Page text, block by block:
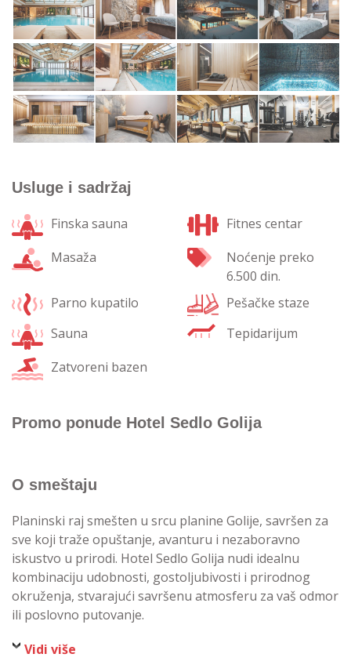
Usluge i sadržaj
Finska sauna
Fitnes centar
Masaža
Noćenje preko
6.500 din.
Parno kupatilo
Pešačke staze
Sauna
Tepidarijum
Zatvoreni bazen
O smeštaju
Planinski raj smešten u srcu planine Golije, savršen za
sve koji traže opuštanje, avanturu i nezaboravno
iskustvo u prirodi. Hotel Sedlo Golija nudi idealnu
kombinaciju udobnosti, gostoljubivosti i prirodnog
okruženja, stvarajući savršenu atmosferu za vaš odmor
ili poslovno putovanje.
Vidi više
Promo ponude Hotel Sedlo Golija